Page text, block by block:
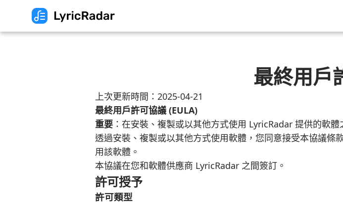
最終用戶
上次更新時間：2025-04-21
最終用戶許可協議 (EULA)
重要 ：在安裝、複製或以其他方式使用 LyricRadar 提供的軟
透過安裝、複製或以其他方式使用軟體，您同意接受本協議
用該軟體。
本協議在您和軟體供應商 LyricRadar 之間簽訂。
許可授予
許可類型